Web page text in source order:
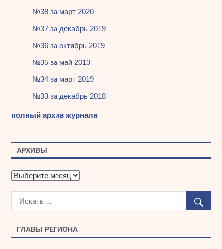
ГЛАВЫ РЕГИОНА
№38 за март 2020
№37 за декабрь 2019
№36 за октябрь 2019
№35 за май 2019
№34 за март 2019
№33 за декабрь 2018
полный архив журнала
АРХИВЫ
А
х
ы